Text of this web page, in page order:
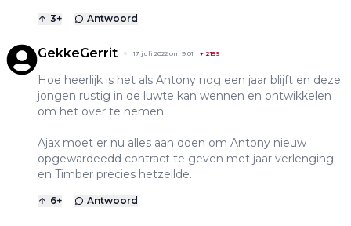
3+ Antwoord
GekkeGerrit 17 juli 2022 om 9:01 + 2159
Hoe heerlijk is het als Antony nog een jaar blijft en deze
jongen rustig in de luwte kan wennen en ontwikkelen
om het over te nemen.
Ajax moet er nu alles aan doen om Antony nieuw
opgewardeedd contract te geven met jaar verlenging
en Timber precies hetzellde.
6+ Antwoord